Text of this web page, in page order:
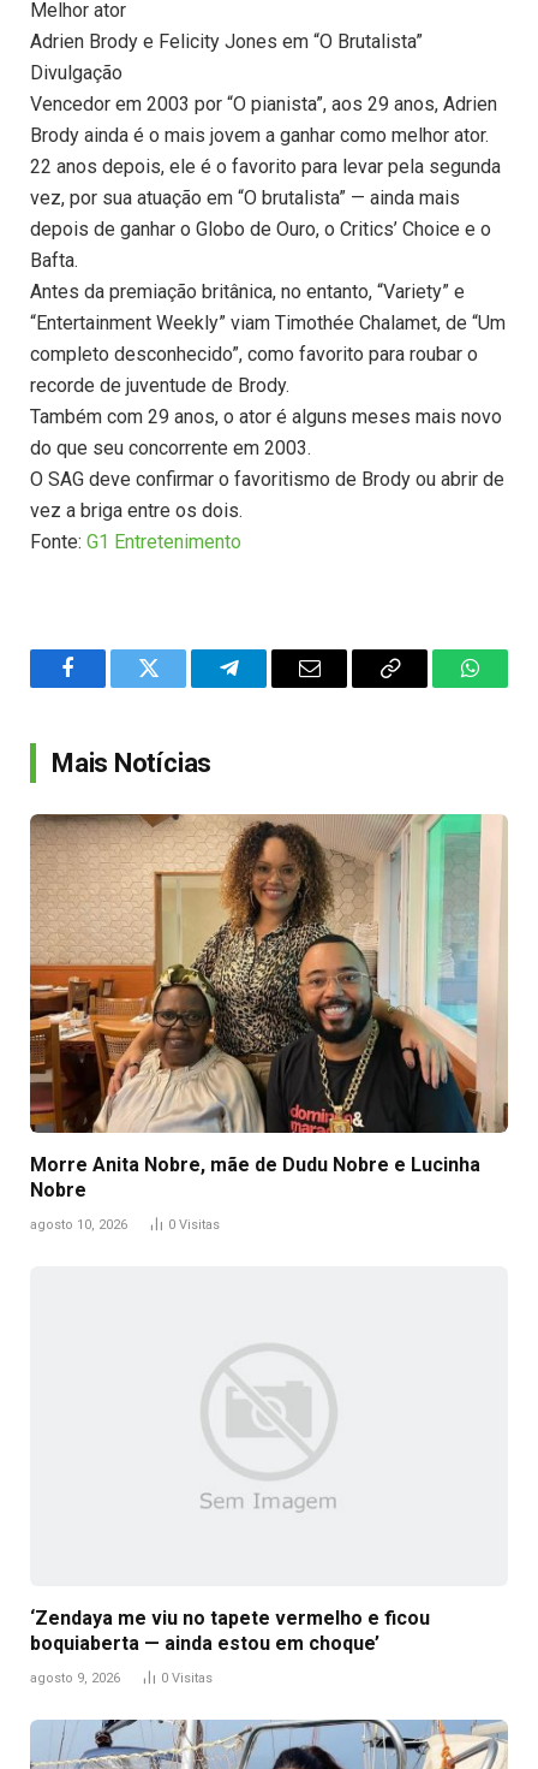
Melhor ator
Adrien Brody e Felicity Jones em “O Brutalista”
Divulgação
Vencedor em 2003 por “O pianista”, aos 29 anos, Adrien
Brody ainda é o mais jovem a ganhar como melhor ator.
22 anos depois, ele é o favorito para levar pela segunda
vez, por sua atuação em “O brutalista” — ainda mais
depois de ganhar o Globo de Ouro, o Critics’ Choice e o
Bafta.
Antes da premiação britânica, no entanto, “Variety” e
“Entertainment Weekly” viam Timothée Chalamet, de “Um
completo desconhecido”, como favorito para roubar o
recorde de juventude de Brody.
Também com 29 anos, o ator é alguns meses mais novo
do que seu concorrente em 2003.
O SAG deve confirmar o favoritismo de Brody ou abrir de
vez a briga entre os dois.
Fonte: G1 Entretenimento
FacebookTwitter TelegramEmail
Copy
Mais Notícias
Morre Anita Nobre, mãe de Dudu Nobre e Lucinha
Nobre
agosto 10, 2026 0 Visitas
‘Zendaya me viu no tapete vermelho e ficou
boquiaberta — ainda estou em choque’
agosto 9, 2026 0 Visitas